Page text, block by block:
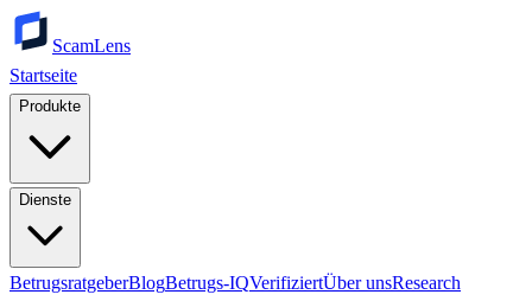
ScamLens
Startseite
Produkte
Dienste
BetrugsratgeberBlogBetrugs-IQVerifiziertÜber unsResearch